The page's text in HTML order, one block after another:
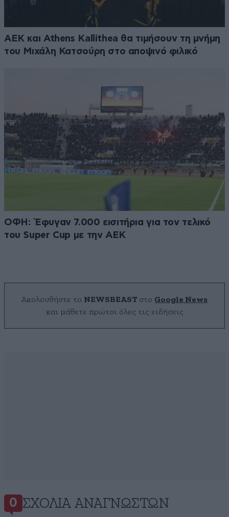
ΑΕΚ και Athens Kallithea θα τιμήσουν τη μνήμη
του Μιχάλη Κατσούρη στο αποψινό φιλικό
ΟΦΗ: Έφυγαν 7.000 εισιτήρια για τον τελικό
του Super Cup με την ΑΕΚ
Ακολουθήστε το NEWSBEAST στο Google News
και μάθετε πρώτοι όλες τις ειδήσεις
0 ΣΧΌΛΙΑ ΑΝΑΓΝΩΣΤΏΝ